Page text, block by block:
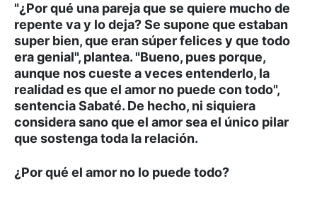
"¿Por qué una pareja que se quiere mucho de
repente va y lo deja? Se supone que estaban
super bien, que eran súper felices y que todo
era genial", plantea. "Bueno, pues porque,
aunque nos cueste a veces entenderlo, la
realidad es que el amor no puede con todo",
sentencia Sabaté. De hecho, ni siquiera
considera sano que el amor sea el único pilar
que sostenga toda la relación.
¿Por qué el amor no lo puede todo?